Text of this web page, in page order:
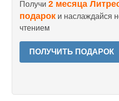
Получи 2 месяца
подарок и наслаждайся
чтением
ПОЛУЧИТЬ ПОДАРОК